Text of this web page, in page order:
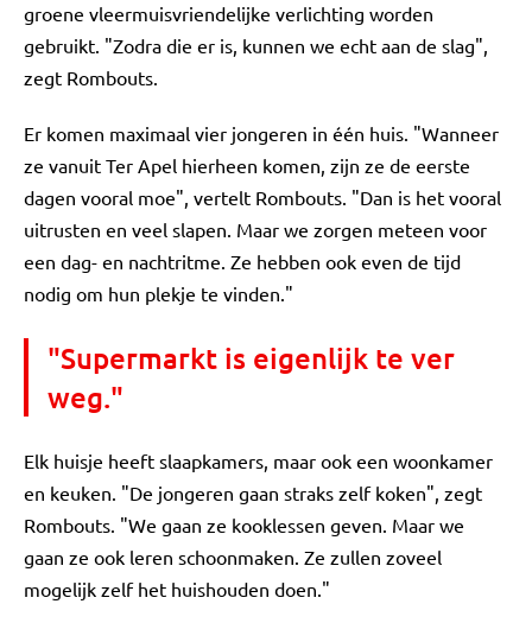
groene vleermuisvriendelijke verlichting worden
gebruikt. "Zodra die er is, kunnen we echt aan de slag",
zegt Rombouts.
Er komen maximaal vier jongeren in één huis. "Wanneer
ze vanuit Ter Apel hierheen komen, zijn ze de eerste
dagen vooral moe", vertelt Rombouts. "Dan is het vooral
uitrusten en veel slapen. Maar we zorgen meteen voor
een dag- en nachtritme. Ze hebben ook even de tijd
nodig om hun plekje te vinden."
"Supermarkt is eigenlijk te ver
weg."
Elk huisje heeft slaapkamers, maar ook een woonkamer
en keuken. "De jongeren gaan straks zelf koken", zegt
Rombouts. "We gaan ze kooklessen geven. Maar we
gaan ze ook leren schoonmaken. Ze zullen zoveel
mogelijk zelf het huishouden doen."